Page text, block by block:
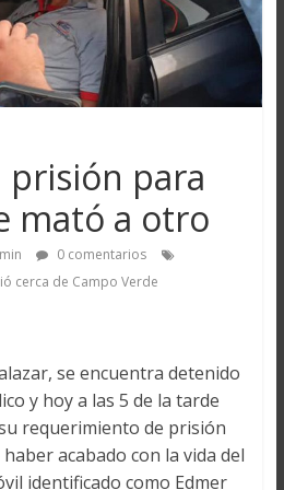
prisión para
mató a otro
0 comentarios
cerca de Campo Verde
se encuentra detenido
y hoy a las 5 de la tarde
requerimiento de prisión
acabado con la vida del
identificado como Edmer